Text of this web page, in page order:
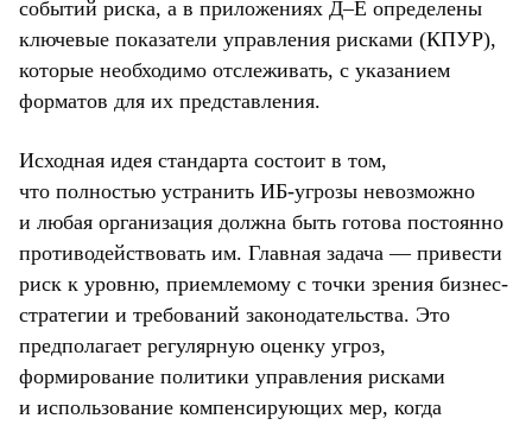
событий риска, а в приложениях Д–Е определены
ключевые показатели управления рисками (КПУР),
которые необходимо отслеживать, с указанием
форматов для их представления.
Исходная идея стандарта состоит в том,
что полностью устранить ИБ-угрозы невозможно
и любая организация должна быть готова постоянно
противодействовать им. Главная задача — привести
риск к уровню, приемлемому с точки зрения бизнес-
стратегии и требований законодательства. Это
предполагает регулярную оценку угроз,
формирование политики управления рисками
и использование компенсирующих мер, когда